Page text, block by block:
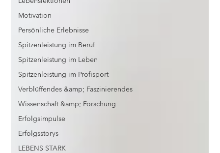
Motivation
Persönliche Erlebnisse
Spitzenleistung im Beruf
Spitzenleistung im Leben
Spitzenleistung im Profisport
Verblüffendes &amp; Faszinierendes
Wissenschaft &amp; Forschung
Erfolgsimpulse
Erfolgsstorys
LEBENS STARK